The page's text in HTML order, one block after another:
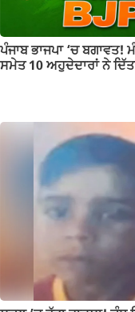
ਪੰਜਾਬ ਭਾਜਪਾ ‘ਚ ਬਗਾਵਤ!
ਸਮੇਤ 10 ਅਹੁਦੇਦਾਰਾਂ ਨੇ